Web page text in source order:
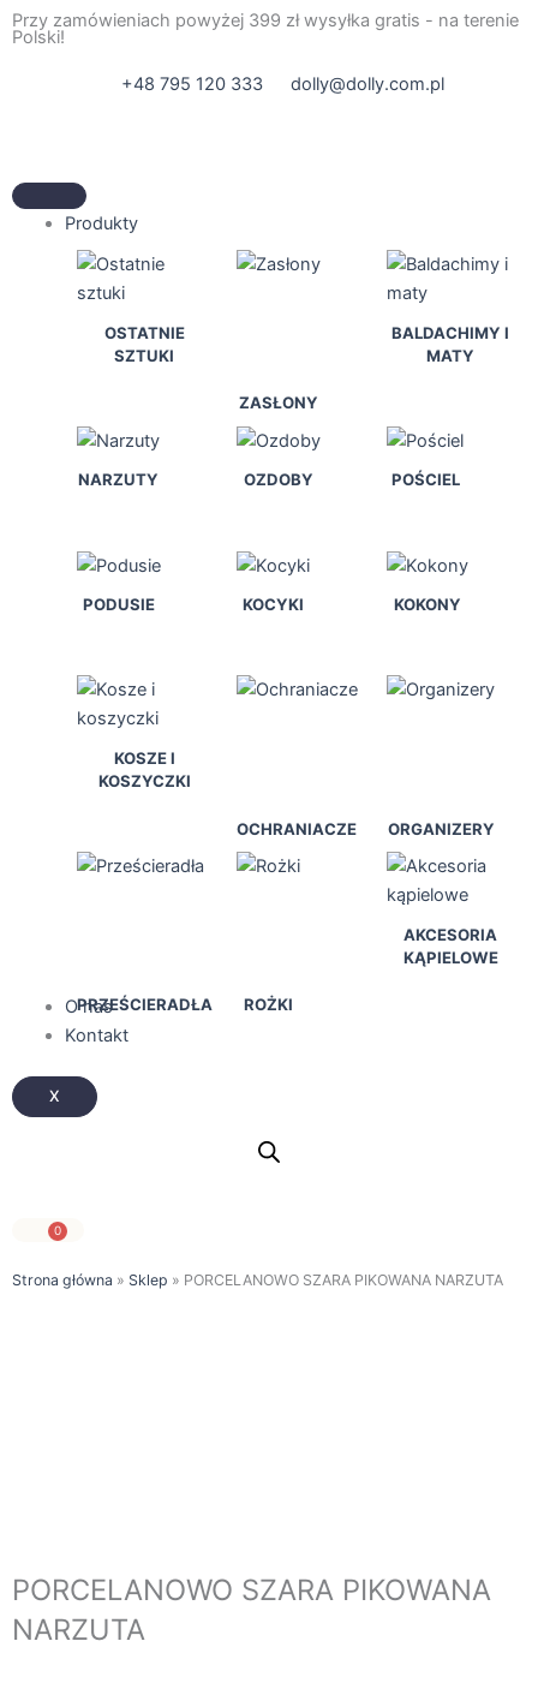
Przejdź
do
Przy zamówieniach powyżej 399 zł wysyłka gratis - na terenie
Polski!
+48 795 120 333 dolly@dolly.com.pl
Produkty
OSTATNIE
SZTUKI
ZASŁONY
BALDACHIMY I
MATY
NARZUTY OZDOBY POŚCIEL
PODUSIE KOCYKI KOKONY
KOSZE I
KOSZYCZKI
OCHRANIACZE ORGANIZERY
PRZEŚCIERADŁA ROŻKI
AKCESORIA
KĄPIELOWE
O nas
Kontakt
X
0
Wózek
Strona główna » Sklep » PORCELANOWO SZARA PIKOWANA NARZUTA
PORCELANOWO SZARA PIKOWANA
NARZUTA